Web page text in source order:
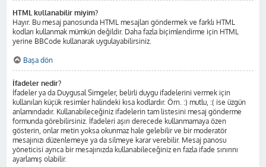
HTML kullanabilir miyim?
Hayır. Bu mesaj panosunda HTML mesajları göndermek ve farklı HTML
kodları kullanmak mümkün değildir. Daha fazla biçimlendirme için HTML
yerine BBCode kullanarak uygulayabilirsiniz.
Başa dön
İfadeler nedir?
İfadeler ya da Duygusal Simgeler, belirli duygu ifadelerini vermek için
kullanılan küçük resimler halindeki kısa kodlardır. Örn. :) mutlu, :( ise üzgün
anlamındadır. Kullanabileceğiniz ifadelerin tam listesini mesaj gönderme
formunda görebilirsiniz. İfadeleri aşırı derecede kullanmamaya özen
gösterin, onlar metin yoksa okunmaz hale gelebilir ve bir moderatör
mesajınızı düzenlemeye ya da silmeye karar verebilir. Mesaj panosu
yöneticisi ayrıca bir mesajınızda kullanabileceğiniz en fazla ifade sınırını
ayarlamış olabilir.